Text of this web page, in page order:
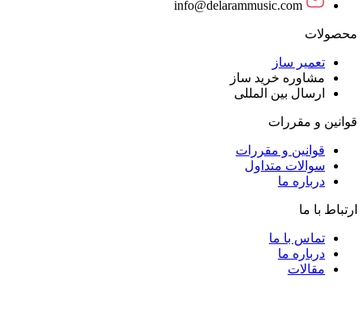
info@delarammusic.com
محصولات
تعمیر ساز
مشاوره خرید ساز
ارسال بین المللی
قوانین و مقررات
قوانین و مقررات
سوالات متداول
درباره ما
ارتباط با ما
تماس با ما
درباره ما
مقالات